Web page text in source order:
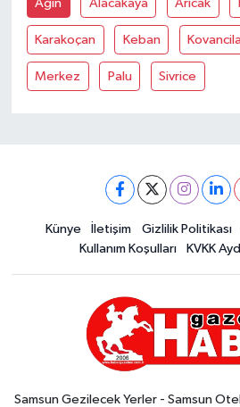
Ağin Alacakaya Aricak
Karakoçan Keban
Merkez Palu Sivrice
Künye İletişim Gizlilik Politikası
Kullanım Koşulları
KVKK
Samsun Gezilecek Yerler - Samsun